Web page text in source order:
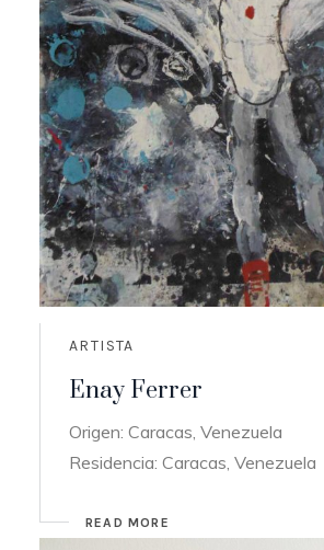
ARTISTA
Enay Ferrer
Origen: Caracas, Venezuela
Residencia: Caracas, Venezuela
READ MORE